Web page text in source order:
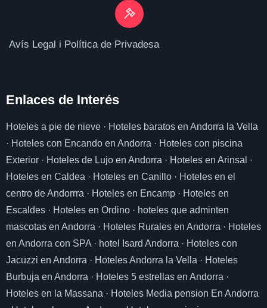
Avís Legal i Política de Privadesa
Enlaces de Interés
Hoteles a pie de nieve · Hoteles baratos en Andorra la Vella
· Hoteles con Encando en Andorra · Hoteles con piscina
Exterior · Hoteles de Lujo en Andorra · Hoteles en Arinsal
·
Hoteles en Caldea · Hoteles en Canillo · Hoteles en el
centro de Andorrra · Hoteles en Encamp · Hoteles en
Escaldes · Hoteles en Ordino · hoteles que adminten
mascotas en Andorra · Hoteles Rurales en Andorra · Hoteles
en Andorra con SPA · hotel Isard Andorra · Hoteles con
Jacuzzi en Andorra · Hoteles Andorra la Vella · Hoteles
Burbuja en Andorra · Hoteles 5 estrellas en Andorra ·
Hoteles en la Massana · Hoteles Media pension En Andorra